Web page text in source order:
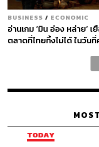
THE
กองบ
ฐา
บรร
BUSINESS / ECONOMIC
อ่านเกม ‘มิน อ่อง หล่าย’
ตลาดที่ไทยทิ้งไม่ได้ ในวัน
TODAY